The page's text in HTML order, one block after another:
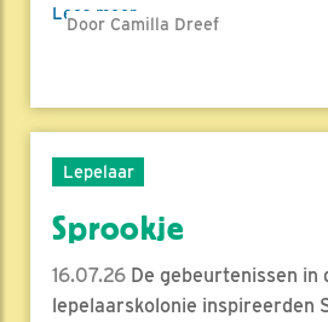
Lees meer
Door Camilla Dreef
Lepelaar
Sprookje
16.07.26 De gebeurtenissen in
lepelaarskolonie inspireerden